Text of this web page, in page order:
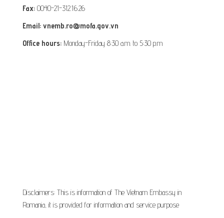
Fax: 0040-21-312.16.26
Email: vnemb.ro@mofa.gov.vn
Office hours: Monday-Friday 8:30 a.m. to 5:30 p.m
Disclaimers: This is information of The Vietnam Embassy in
Romania, it is provided for information and service purpose